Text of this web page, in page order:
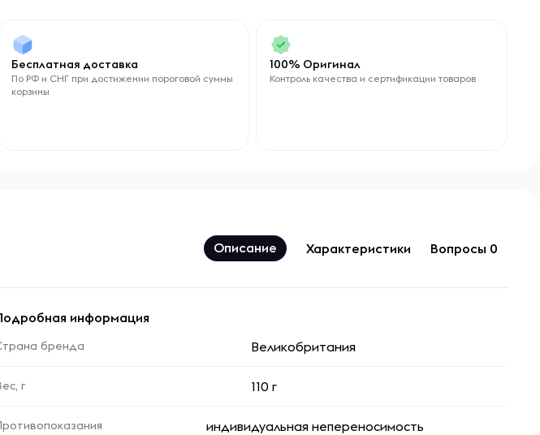
Бесплатная доставка
По РФ и СНГ при достижении пороговой суммы
корзины
100% Оригинал
Контроль качества и сертификации товаров
Описание Характеристики Вопросы 0
информация
бренда Великобритания
г 110 г
индивидуальная непереносимость